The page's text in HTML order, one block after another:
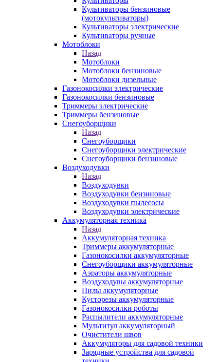
Культиваторы бензиновые
(мотокультиваторы)
Культиваторы электрические
Культиваторы ручные
Мотоблоки
Назад
Мотоблоки
Мотоблоки бензиновые
Мотоблоки дизельные
Газонокосилки электрические
Газонокосилки бензиновые
Триммеры электрические
Триммеры бензиновые
Снегоуборщики
Назад
Снегоуборщики
Снегоуборщики электрические
Снегоуборщики бензиновые
Воздуходувки
Назад
Воздуходувки
Воздуходувки бензиновые
Воздуходувки пылесосы
Воздуходувки электрические
Аккумуляторная техника
Назад
Аккумуляторная техника
Триммеры аккумуляторные
Газонокосилки аккумуляторные
Снегоуборщики аккумуляторные
Аэраторы аккумуляторные
Воздуходувы аккумуляторные
Пилы аккумуляторные
Кусторезы аккумуляторные
Газонокосилки роботы
Распылители аккумуляторные
Мультитул аккумуляторный
Очистители швов
Аккумуляторы для садовой техники
Зарядные устройства для садовой